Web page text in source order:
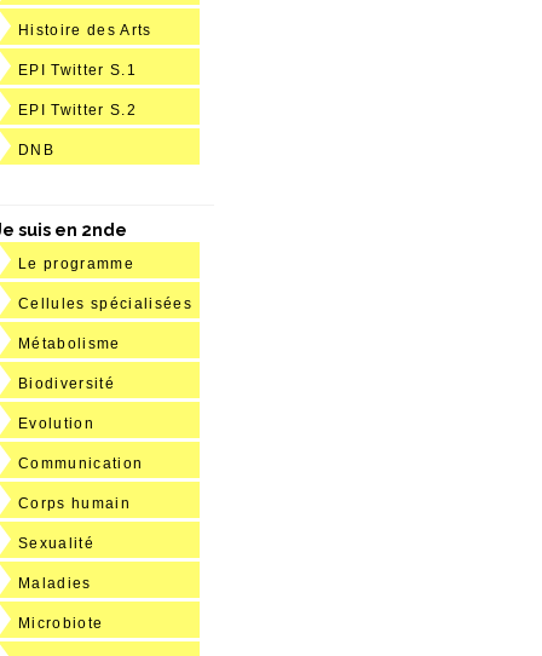
Histoire des Arts
EPI Twitter S.1
EPI Twitter S.2
DNB
suis en 2nde
Le programme
Cellules spécialisées
Métabolisme
Biodiversité
Evolution
Communication
Corps humain
Sexualité
Maladies
Microbiote